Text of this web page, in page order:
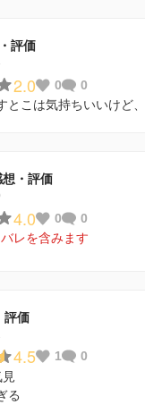
評価
2.0 0
0
とこは気持ちいいけど
・評価
4.0 0
0
レを含みます
評価
4.5 1
0
る